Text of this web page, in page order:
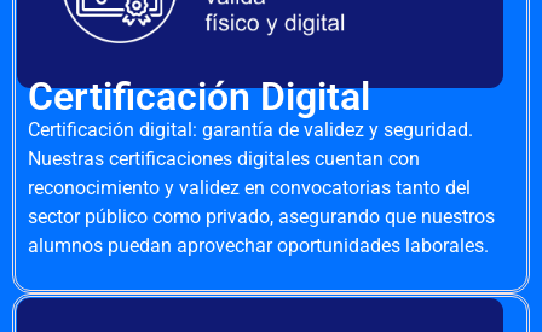
Certificación Digital
Certificación digital: garantía de validez y seguridad.
Nuestras certificaciones digitales cuentan con
reconocimiento y validez en convocatorias tanto del
sector público como privado, asegurando que nuestros
alumnos puedan aprovechar oportunidades laborales.